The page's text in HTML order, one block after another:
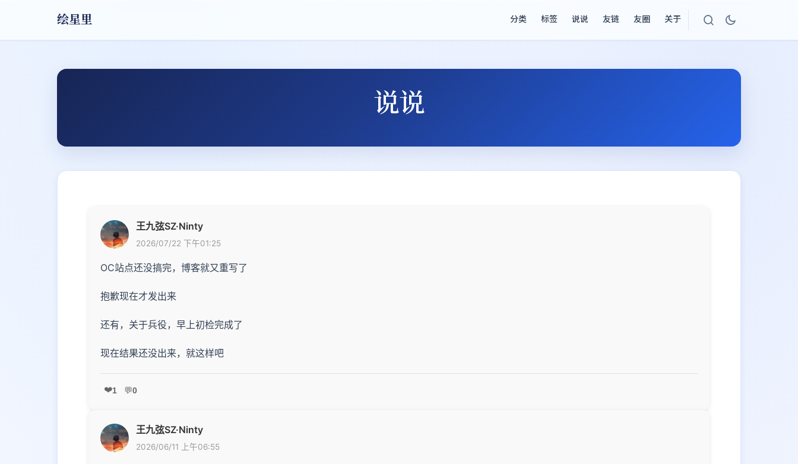
绘星里 分类 标签 说说 友链 友圈 关于
说说
王九弦SZ·Ninty
2026/07/22 下午01:25
OC站点还没搞完，博客就又重写了
抱歉现在才发出来
还有，关于兵役，早上初检完成了
现在结果还没出来，就这样吧
❤️1 💬0
王九弦SZ·Ninty
2026/06/11 上午06:55